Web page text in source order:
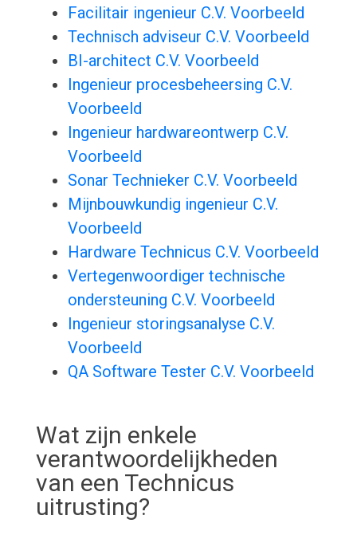
Facilitair ingenieur C.V. Voorbeeld
Technisch adviseur C.V. Voorbeeld
BI-architect C.V. Voorbeeld
Ingenieur procesbeheersing C.V.
Voorbeeld
Ingenieur hardwareontwerp C.V.
Voorbeeld
Sonar Technieker C.V. Voorbeeld
Mijnbouwkundig ingenieur C.V.
Voorbeeld
Hardware Technicus C.V. Voorbeeld
Vertegenwoordiger technische
ondersteuning C.V. Voorbeeld
Ingenieur storingsanalyse C.V.
Voorbeeld
QA Software Tester C.V. Voorbeeld
Wat zijn enkele
verantwoordelijkheden
van een Technicus
uitrusting?